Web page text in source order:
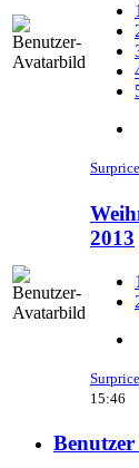
1
Surprice
2013
1
Surprice
15:46